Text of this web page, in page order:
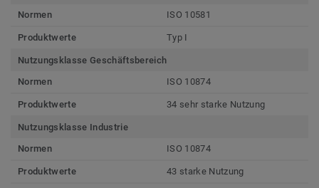
Normen
ISO 10581
Produktwerte Typ I
Nutzungsklasse Geschäftsbereich
Normen
ISO 10874
Produktwerte 34 sehr starke Nutzung
Nutzungsklasse Industrie
Normen
ISO 10874
Produktwerte 43 starke Nutzung